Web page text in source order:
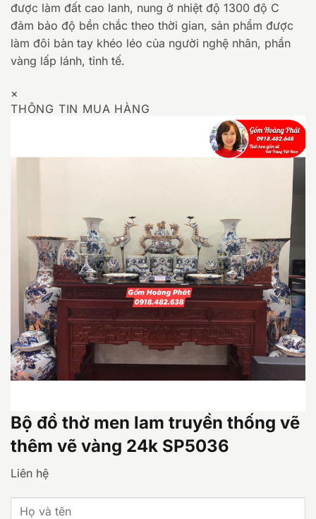
được làm đất cao lanh, nung ở nhiệt độ 1300 độ C
đảm bảo độ bền chắc theo thời gian, sản phẩm được
làm đôi bàn tay khéo léo của người nghệ nhân, phần
vàng lấp lánh, tinh tế.
×
THÔNG TIN MUA HÀNG
Bộ đồ thờ men lam truyền thống vẽ
thêm vẽ vàng 24k SP5036
Liên hệ